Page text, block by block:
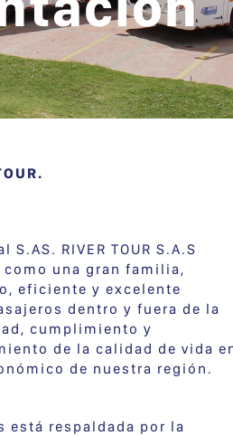
RIVER TOUR S.A.S
una gran familia,
eficiente y excelente
dentro y fuera de la
cumplimiento y
de la calidad de vida
de nuestra región.
está respaldada por la